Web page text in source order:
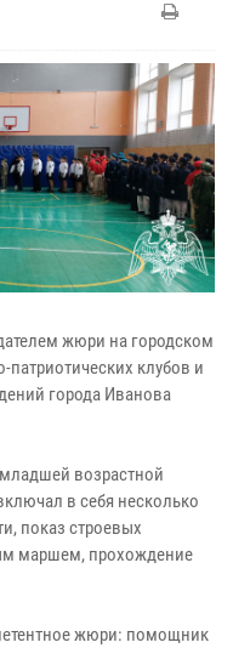
жюри на городском
патриотических клубов и
города Иванова
возрастной
в себя несколько
показ строевых
маршем, прохождение
жюри: помощник